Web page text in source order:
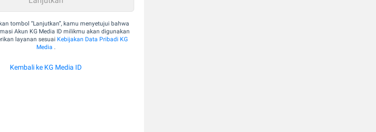
tombol “Lanjutkan”, kamu menyetujui bahwa
Akun KG Media ID milikmu akan digunakan
layanan sesuai Kebijakan Data Pribadi KG
Media .
Kembali ke KG Media ID